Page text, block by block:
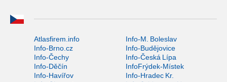
Atlasfirem.info
Info-M. Boleslav
Info-Brno.cz
Info-Budějovice
Info-Čechy
Info-Česká Lípa
Info-Děčín
InfoFrýdek-Místek
Info-Havířov
Info-Hradec Kr.